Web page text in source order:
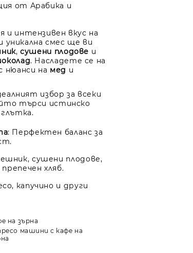
от Арабика и
интензивен вкус на
уникална смес ще ви
,сушени плодове и
. Насладете се на
нюанси на мед и
избор за всеки
търси истинско
: Перфектен баланс за
сушени плодове,
хляб.
капучино и други
на зърна
машини с кафе на